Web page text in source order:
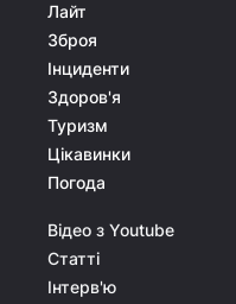
Лайт
Зброя
Інциденти
Здоров'я
Туризм
Цікавинки
Погода
Відео з Youtube
Статті
Інтерв'ю